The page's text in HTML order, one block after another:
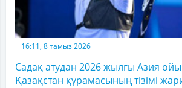
16:11, 8 тамыз 2026
Садақ атудан 2026 жылғы Азия
Қазақстан құрамасының тізімі